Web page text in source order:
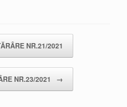
NR.21/2021
NR.23/2021 →